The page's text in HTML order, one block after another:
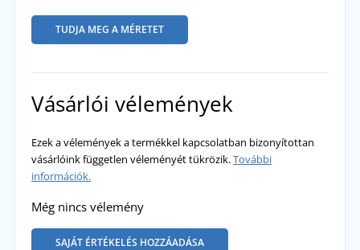
TUDJA MEG A MÉRETET
Vásárlói vélemények
Ezek a vélemények a termékkel kapcsolatban bizonyítottan
vásárlóink független véleményét tükrözik.További
információk.
Még nincs vélemény
SAJÁT ÉRTÉKELÉS HOZZÁADÁSA